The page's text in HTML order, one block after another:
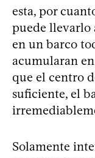
esta, por
puede llevarlo
en un barco
acumularan
que el centro
suficiente, el
Solamente